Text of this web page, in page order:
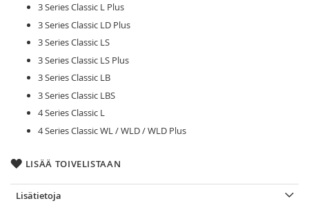
3 Series Classic L Plus
3 Series Classic LD Plus
3 Series Classic LS
3 Series Classic LS Plus
3 Series Classic LB
3 Series Classic LBS
4 Series Classic L
4 Series Classic WL / WLD / WLD Plus
LISÄÄ TOIVELISTAAN
Lisätietoja